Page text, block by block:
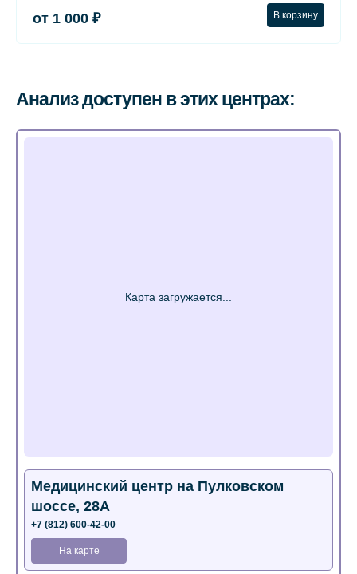
от 1 000 ₽ В корзину
Анализ доступен в этих центрах:
Медицинский центр на Пулковском
шоссе, 28А
+7 (812) 600-42-00
На карте